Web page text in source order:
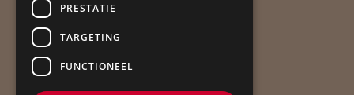
PRESTATIE
TARGETING
FUNCTIONEEL